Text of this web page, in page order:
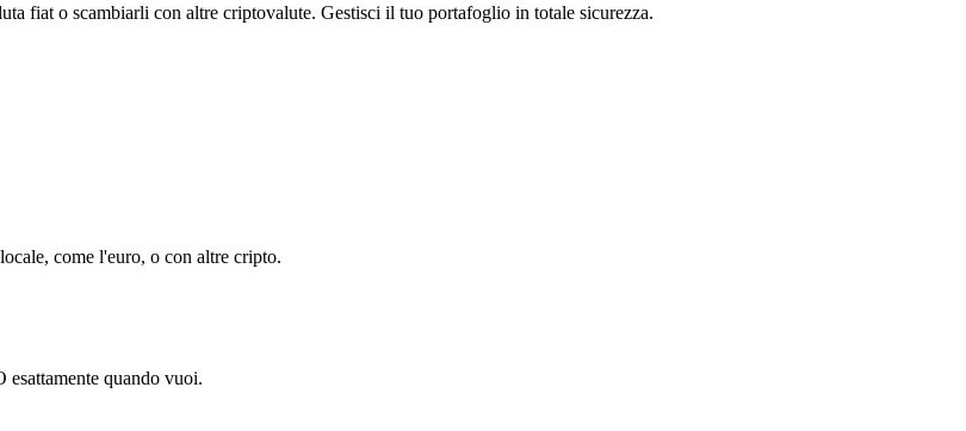
fiat o scambiarli con altre criptovalute. Gestisci il tuo portafoglio in totale sicurezza.
come l'euro, o con altre cripto.
quando vuoi.